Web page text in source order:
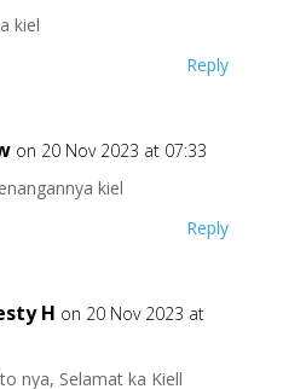
kiel
Reply
on 20 Nov 2023 at 07:33
kiel
Reply
H on 20 Nov 2023 at
nya, Selamat ka Kiell